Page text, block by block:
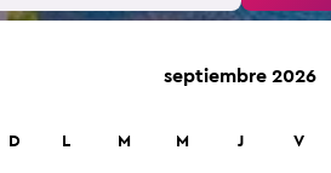
D
septiembre 2026
L M M J V